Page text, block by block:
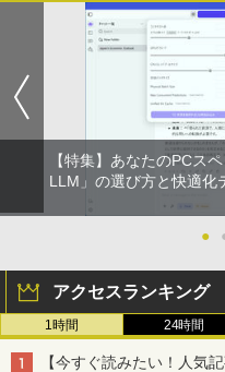
【特集】あなたのPCス
LLM」の選び方と快適化
●
アクセスランキング
1時間 24時間
【今すぐ読みたい！人気